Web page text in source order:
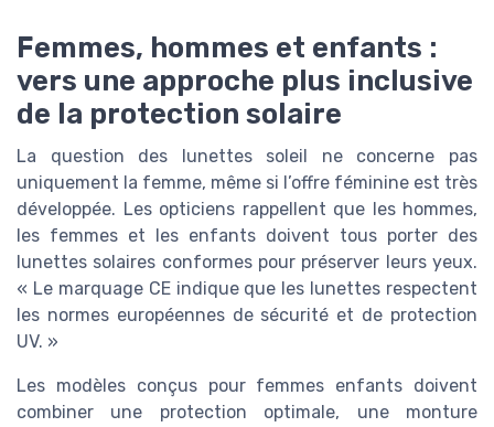
Femmes, hommes et enfants :
vers une approche plus inclusive
de la protection solaire
La question des lunettes soleil ne concerne pas
uniquement la femme, même si l’offre féminine est très
développée. Les opticiens rappellent que les hommes,
les femmes et les enfants doivent tous porter des
lunettes solaires conformes pour préserver leurs yeux.
« Le marquage CE indique que les lunettes respectent
les normes européennes de sécurité et de protection
UV. »
Les modèles conçus pour femmes enfants doivent
combiner une protection optimale, une monture